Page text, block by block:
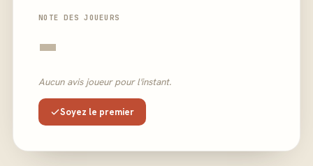
NOTE DES JOUEURS
-
Aucun avis joueur pour l'instant.
Soyez le premier